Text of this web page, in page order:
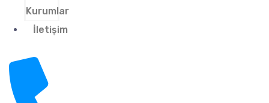
Kurumlar
İletişim